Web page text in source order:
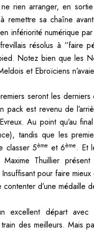
rien arranger, en
remettre sa chaîne
infériorité numérique
résolus à ‘’faire
Notez bien que les
et Ebroïciens
seront les
pack est revenu de
Au point qu’au
tandis que les
classer 5ème et 6ème. Et
Thuillier
pour faire
contenter d’une médaille
excellent départ
des meilleurs. Mais